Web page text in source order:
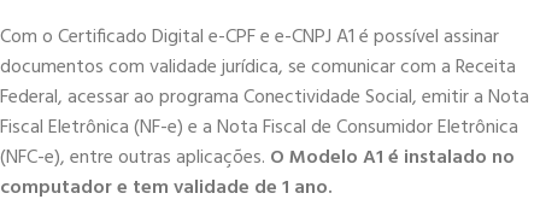
Com o Certificado Digital e-CPF e e-CNPJ A1 é possível assinar
documentos com validade jurídica, se comunicar com a Receita
Federal, acessar ao programa Conectividade Social, emitir a Nota
Fiscal Eletrônica (NF-e) e a Nota Fiscal de Consumidor Eletrônica
(NFC-e), entre outras aplicações. O Modelo A1 é instalado no
computador e tem validade de 1 ano.